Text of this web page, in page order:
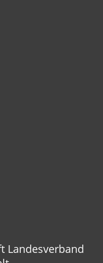
Landesverband